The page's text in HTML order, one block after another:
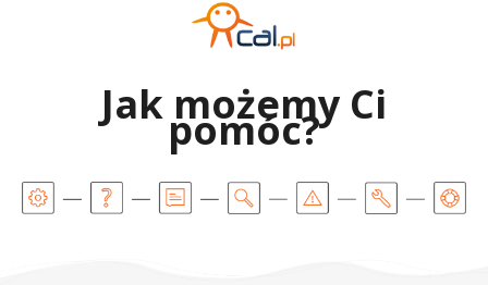
Jak możemy Ci
pomóc?